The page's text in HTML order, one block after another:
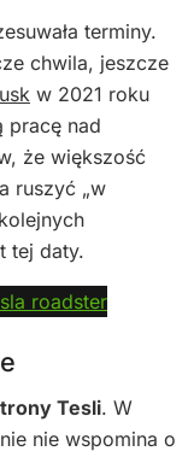
terminy.
chwila, jeszcze
w 2021 roku
pracę nad
że większość
ruszyć „w
tej daty.
Tesli. W
nie wspomina o